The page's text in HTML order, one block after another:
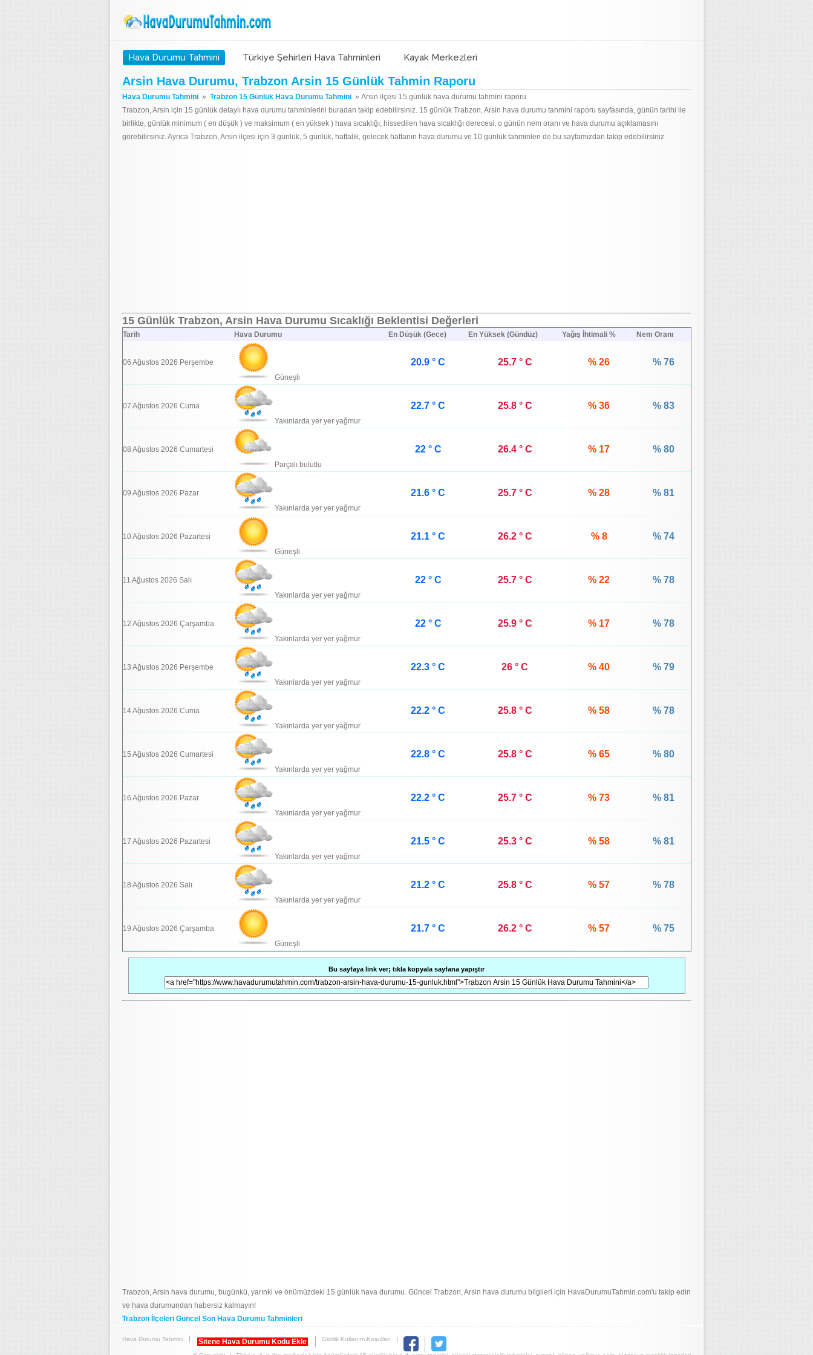
Hava Durumu Tahmini Türkiye Şehirleri Hava Tahminleri Kayak Merkezleri
Arsin Hava Durumu, Trabzon Arsin 15 Günlük Tahmin Raporu
Hava Durumu Tahmini » Trabzon 15 Günlük Hava Durumu Tahmini » Arsin ilçesi 15 günlük hava durumu tahmini raporu
Trabzon, Arsin için 15 günlük detaylı hava durumu tahminlerini buradan takip edebilirsiniz. 15 günlük Trabzon, Arsin hava durumu tahmini raporu sayfasında, günün tarihi ile
birlikte, günlük minimum ( en düşük ) ve maksimum ( en yüksek ) hava sıcaklığı, hissedilen hava sıcaklığı derecesi, o günün nem oranı ve hava durumu açıklamasını
görebilirsiniz. Ayrıca Trabzon, Arsin ilçesi için 3 günlük, 5 günlük, haftalık, gelecek haftanın hava durumu ve 10 günlük tahminleri de bu sayfamızdan takip edebilirsiniz.
15 Günlük Trabzon, Arsin Hava Durumu Sıcaklığı Beklentisi Değerleri
Tarih Hava Durumu En Düşük (Gece) En Yüksek (Gündüz) Yağış İhtimali % Nem Oranı
06 Ağustos 2026 Perşembe
Güneşli
20.9 ° C 25.7 ° C % 26 % 76
07 Ağustos 2026 Cuma
Yakınlarda yer yer yağmur
22.7 ° C 25.8 ° C % 36 % 83
08 Ağustos 2026 Cumartesi
Parçalı bulutlu
22 ° C 26.4 ° C % 17 % 80
09 Ağustos 2026 Pazar
Yakınlarda yer yer yağmur
21.6 ° C 25.7 ° C % 28 % 81
10 Ağustos 2026 Pazartesi
Güneşli
21.1 ° C 26.2 ° C % 8 % 74
11 Ağustos 2026 Salı
Yakınlarda yer yer yağmur
22 ° C 25.7 ° C % 22 % 78
12 Ağustos 2026 Çarşamba
Yakınlarda yer yer yağmur
22 ° C 25.9 ° C % 17 % 78
13 Ağustos 2026 Perşembe
Yakınlarda yer yer yağmur
22.3 ° C 26 ° C % 40 % 79
14 Ağustos 2026 Cuma
Yakınlarda yer yer yağmur
22.2 ° C 25.8 ° C % 58 % 78
15 Ağustos 2026 Cumartesi
Yakınlarda yer yer yağmur
22.8 ° C 25.8 ° C % 65 % 80
16 Ağustos 2026 Pazar
Yakınlarda yer yer yağmur
22.2 ° C 25.7 ° C % 73 % 81
17 Ağustos 2026 Pazartesi
Yakınlarda yer yer yağmur
21.5 ° C 25.3 ° C % 58 % 81
18 Ağustos 2026 Salı
Yakınlarda yer yer yağmur
21.2 ° C 25.8 ° C % 57 % 78
19 Ağustos 2026 Çarşamba
Güneşli
21.7 ° C 26.2 ° C % 57 % 75
Bu sayfaya link ver; tıkla kopyala sayfana yapıştır
Trabzon, Arsin hava durumu, bugünkü, yarınki ve önümüzdeki 15 günlük hava durumu. Güncel Trabzon, Arsin hava durumu bilgileri için HavaDurumuTahmin.com'u takip edin
ve hava durumundan habersiz kalmayın!
Trabzon İlçeleri Güncel Son Hava Durumu Tahminleri
Hava Durumu Tahmini Sitene Hava Durumu Kodu Ekle Gizlilik Kullanım Koşulları